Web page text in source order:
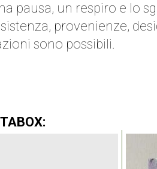
pausa, un respiro e lo
provenienze,
sono possibili.